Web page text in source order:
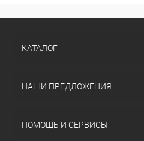
КАТАЛОГ
НАШИ ПРЕДЛОЖЕНИЯ
ПОМОЩЬ И СЕРВИСЫ